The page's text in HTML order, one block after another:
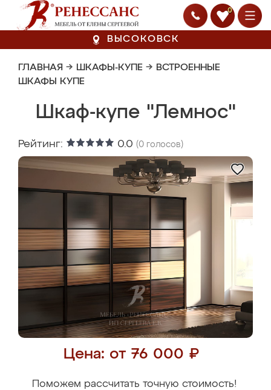
0
ВЫСОКОВСК
ГЛАВНАЯ → ШКАФЫ-КУПЕ → ВСТРОЕННЫЕ
ШКАФЫ КУПЕ
Шкаф-купе "Лемнос"
Рейтинг: 0.0 (0 голосов)
Цена: от 76 000 ₽
Поможем рассчитать точную стоимость!